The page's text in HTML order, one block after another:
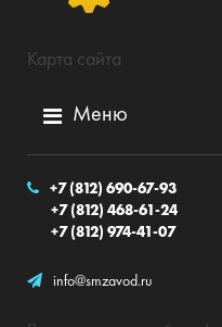
Карта сайта
Меню
+7 (812) 690-67-93
+7 (812) 468-61-24
+7 (812) 974-41-07
info@smzavod.ru